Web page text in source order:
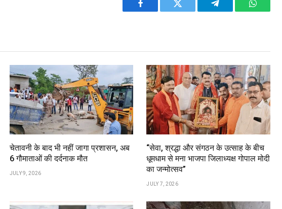
Facebook Twitter Telegram
चेतावनी के बाद भी नहीं जागा प्रशासन, अब
6 गौमाताओं की दर्दनाक मौत
JULY 9, 2026
“सेवा, श्रद्धा और संगठन के उत्साह के बीच
धूमधाम से मना भाजपा जिलाध्यक्ष गोपाल मोदी
का जन्मोत्सव”
JULY 7, 2026